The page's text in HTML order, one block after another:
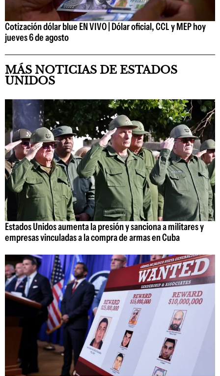
Cotización dólar blue EN VIVO | Dólar oficial, CCL y MEP hoy
jueves 6 de agosto
MÁS NOTICIAS DE ESTADOS
UNIDOS
Estados Unidos aumenta la presión y sanciona a militares y
empresas vinculadas a la compra de armas en Cuba